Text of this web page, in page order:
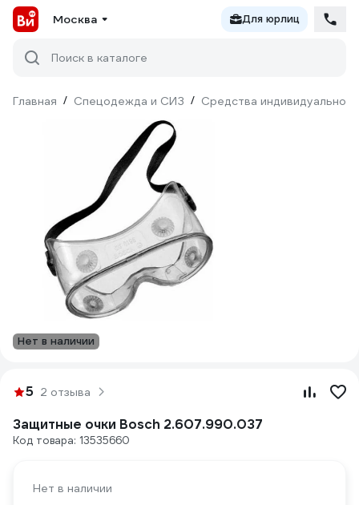
Москва Для юрлиц
Поиск в каталоге
Главная / Спецодежда и СИЗ / Средства индивидуальной
Нет в наличии
5 2 отзыва
Защитные очки Bosch 2.607.990.037
Код товара: 13535660
Нет в наличии